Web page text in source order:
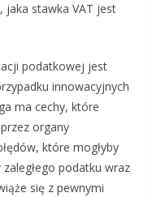
jaka stawka VAT jest
podatkowej jest
innowacyjnych
ma cechy, które
organy
które mogłyby
podatku wraz
się z pewnymi